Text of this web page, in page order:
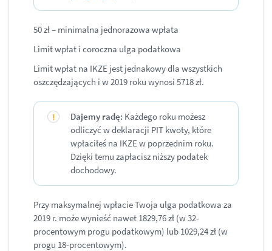
50 zł – minimalna jednorazowa wpłata
Limit wpłat i coroczna ulga podatkowa​
Limit wpłat na IKZE jest jednakowy dla wszystkich
oszczędzających i w 2019 roku wynosi 5718 zł.
Dajemy radę: Każdego roku możesz
odliczyć w deklaracji PIT kwoty, które
wpłaciłeś na IKZE w poprzednim roku.
Dzięki temu zapłacisz niższy podatek
dochodowy.
Przy maksymalnej wpłacie Twoja ulga podatkowa za
2019 r. może wynieść nawet 1829,76 zł (w 32-
procentowym progu podatkowym) lub 1029,24 zł (w
progu 18-procentowym).